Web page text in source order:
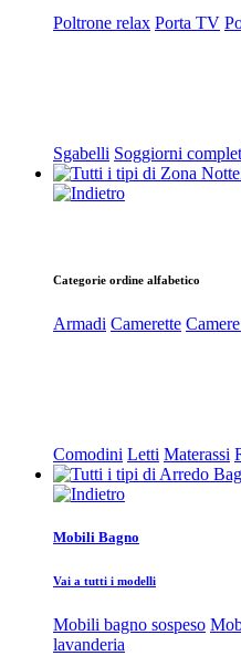
Poltrone relax Porta TV
Sgabelli Soggiorni
Categorie ordine alfabetico
Armadi Camerette
Comodini Letti Materassi
Mobili Bagno
Vai a tutti i modelli
Mobili bagno sospeso
lavanderia